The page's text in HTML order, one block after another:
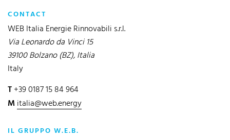
CONTACT
WEB Italia Energie Rinnovabili s.r.l.
Via Leonardo da Vinci 15
39100 Bolzano (BZ), Italia
Italy
T+39 0187 15 84 964
Mitalia@web.energy
IL GRUPPO W.E.B.